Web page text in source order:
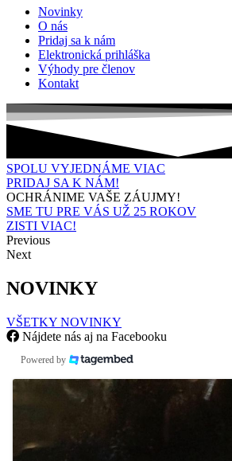
Novinky
O nás
Pridaj sa k nám
Elektronická prihláška
Výhody pre členov
Kontakt
SPOLU VYJEDNÁME VIAC
PRIDAJ SA K NÁM!
OCHRÁNIME VAŠE ZÁUJMY!
SME TU PRE VÁS UŽ 25 ROKOV
ZISTI VIAC!
Previous
Next
NOVINKY
VŠETKY NOVINKY
Nájdete nás aj na Facebooku
Powered by